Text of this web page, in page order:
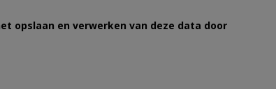
opslaan en verwerken van deze data door